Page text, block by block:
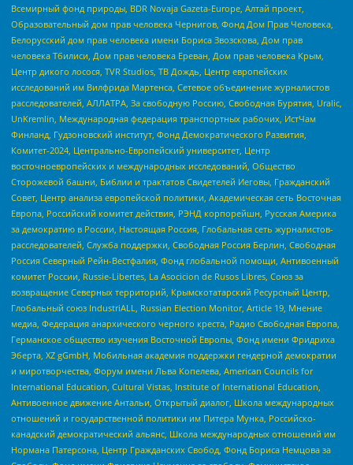
Всемирный фонд природы, BDR Novaja Gazeta-Europe, Алтай проект,
Образовательный дом прав человека Чернигов, Фонд Дом Прав Человека,
Белорусский дом прав человека имени Бориса Звозскова, Дом прав
человека Тбилиси, Дом прав человека Ереван, Дом прав человека Крым,
Центр дикого лосося, TVR Studios, ТВ Дождь, Центр европейских
исследований им Вилфрида Мартенса, Сетевое объединение журналистов
расследователей, АЛЛАТРА, За свободную Россию, Свободная Бурятия, Uralic,
UnKremlin, Международная федерация транспортных рабочих, ИстЧам
Финланд, Гудзоновский институт, Фонд Демократического Развития,
Комитет-2024, Центрально-Европейский университет, Центр
восточноевропейских и международных исследований, Общество
Сторожевой башни, Библии и трактатов Свидетелей Иеговы, Гражданский
Совет, Центр анализа европейской политики, Академическая сеть Восточная
Европа, Российский комитет действия, РЭНД корпорейшн, Русская Америка
за демократию в России, Настоящая Россия, Глобальная сеть журналистов-
расследователей, Служба поддержки, Свободная Россия Берлин, Свободная
Россия Северный Рейн-Вестфалия, Фонд глобальной помощи, Антивоенный
комитет России, Russie-Libertes, La Asocicion de Rusos Libres, Союз за
возвращение Северных территорий, Крымскотатарский Ресурсный Центр,
Глобальный союз IndustriALL, Russian Election Monitor, Article 19, Мнение
медиа, Федерация анархического черного креста, Радио Свободная Европа,
Германское общество изучения Восточной Европы, Фонд имени Фридриха
Эберта, XZ gGmbH, Мобильная академия поддержки гендерной демократии
и миротворчества, Форум имени Льва Копелева, American Councils for
International Education, Cultural Vistas, Institute of International Education,
Антивоенное движение Антальи, Открытый диалог, Школа международных
отношений и государственной политики им Питера Мунка, Российско-
канадский демократический альянс, Школа международных отношений им
Нормана Патерсона, Центр Гражданских Свобод, Фонд Бориса Немцова за